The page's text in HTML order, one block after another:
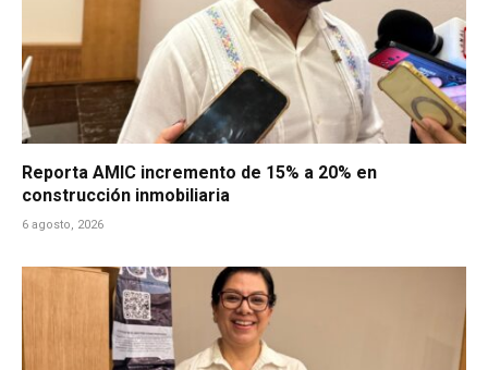
Reporta AMIC incremento de 15% a 20% en
construcción inmobiliaria
6 agosto, 2026